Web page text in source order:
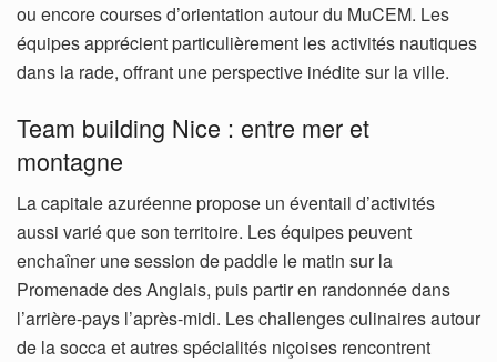
ou encore courses d’orientation autour du MuCEM. Les
équipes apprécient particulièrement les activités nautiques
dans la rade, offrant une perspective inédite sur la ville.
Team building Nice : entre mer et
montagne
La capitale azuréenne propose un éventail d’activités
aussi varié que son territoire. Les équipes peuvent
enchaîner une session de paddle le matin sur la
Promenade des Anglais, puis partir en randonnée dans
l’arrière-pays l’après-midi. Les challenges culinaires autour
de la socca et autres spécialités niçoises rencontrent